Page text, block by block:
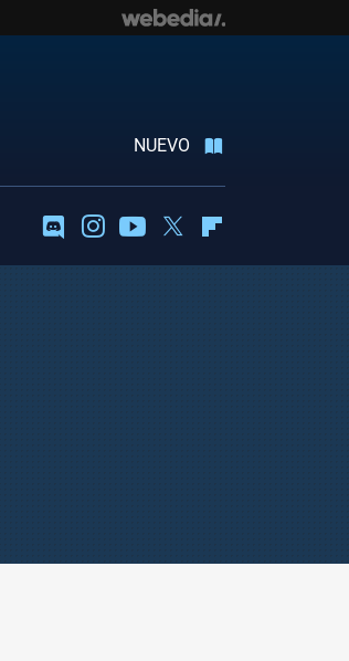
NUEVO
DiscordInstagramYoutubeTwitter